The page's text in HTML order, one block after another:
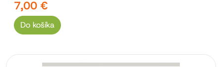
7,00 €
Do košíka